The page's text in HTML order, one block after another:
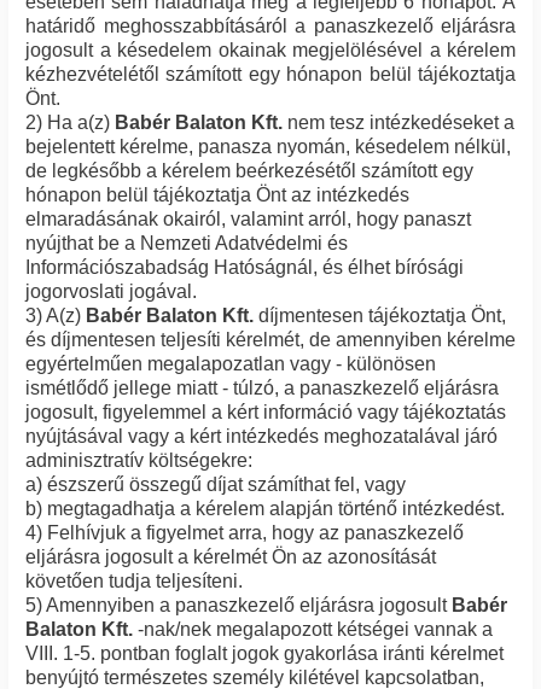
határidő meghosszabbításáról a panaszkezelő eljárásra
jogosult a késedelem okainak megjelölésével a kérelem
kézhezvételétől számított egy hónapon belül tájékoztatja
Önt.
2) Ha a(z) Babér Balaton Kft. nem tesz intézkedéseket a
bejelentett kérelme, panasza nyomán, késedelem nélkül,
de legkésőbb a kérelem beérkezésétől számított egy
hónapon belül tájékoztatja Önt az intézkedés
elmaradásának okairól, valamint arról, hogy panaszt
nyújthat be a Nemzeti Adatvédelmi és
Információszabadság Hatóságnál, és élhet bírósági
jogorvoslati jogával.
3) A(z) Babér Balaton Kft. díjmentesen tájékoztatja Önt,
és díjmentesen teljesíti kérelmét, de amennyiben kérelme
egyértelműen megalapozatlan vagy - különösen
ismétlődő jellege miatt - túlzó, a panaszkezelő eljárásra
jogosult, figyelemmel a kért információ vagy tájékoztatás
nyújtásával vagy a kért intézkedés meghozatalával járó
adminisztratív költségekre:
a) észszerű összegű díjat számíthat fel, vagy
b) megtagadhatja a kérelem alapján történő intézkedést.
4) Felhívjuk a figyelmet arra, hogy az panaszkezelő
eljárásra jogosult a kérelmét Ön az azonosítását
követően tudja teljesíteni.
5) Amennyiben a panaszkezelő eljárásra jogosult Babér
Balaton Kft. -nak/nek megalapozott kétségei vannak a
VIII. 1-5. pontban foglalt jogok gyakorlása iránti kérelmet
benyújtó természetes személy kilétével kapcsolatban,